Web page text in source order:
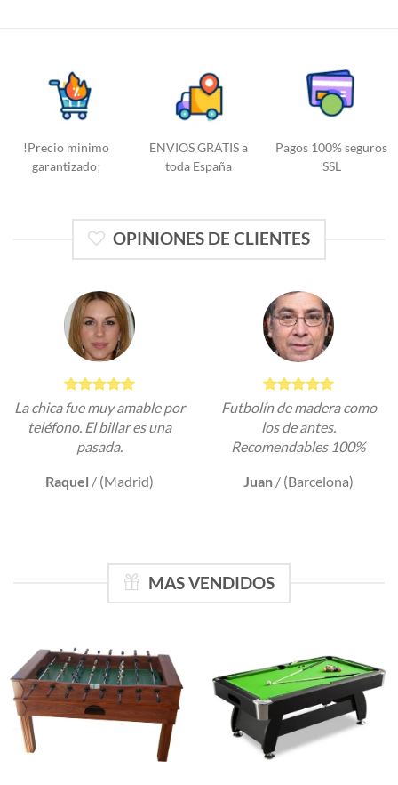
!Precio minimo
garantizado¡
ENVIOS GRATIS a
toda España
Pagos 100% seguros
SSL
OPINIONES DE CLIENTES
La chica fue muy amable por
teléfono. El billar es una
pasada.
Raquel / (Madrid)
Futbolín de madera como
los de antes.
Recomendables 100%
Juan / (Barcelona)
MAS VENDIDOS